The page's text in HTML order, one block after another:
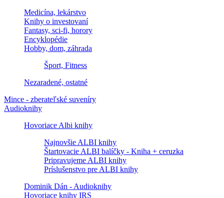
Medicína, lekárstvo
Knihy o investovaní
Fantasy, sci-fi, horory
Encyklopédie
Hobby, dom, záhrada
Šport, Fitness
Nezaradené, ostatné
Mince - zberateľské suveníry
Audioknihy
Hovoriace Albi knihy
Najnovšie ALBI knihy
Štartovacie ALBI balíčky - Kniha + ceruzka
Pripravujeme ALBI knihy
Príslušenstvo pre ALBI knihy
Dominik Dán - Audioknihy
Hovoriace knihy IRS